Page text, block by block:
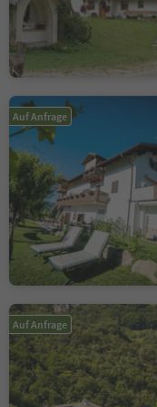
Auf Anfrage
Auf Anfrage